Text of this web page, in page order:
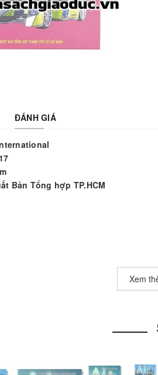
ĐÁNH GIÁ
Bản Tổng hợp TP.HCM
xanh và có vị mặn? Vì sao Mặt Trời
giải thích cho trẻ hiểu và chấp nhận
Xem